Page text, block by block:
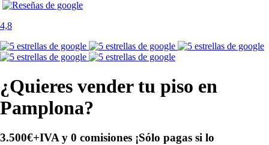
4,8
¿Quieres vender tu piso en
Pamplona?
3.500€+IVA y 0 comisiones ¡Sólo pagas si lo